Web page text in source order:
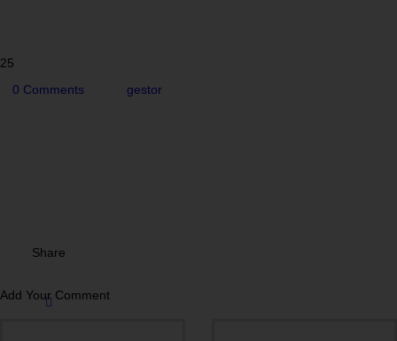
25
0 Comments gestor
Share
Add Your Comment